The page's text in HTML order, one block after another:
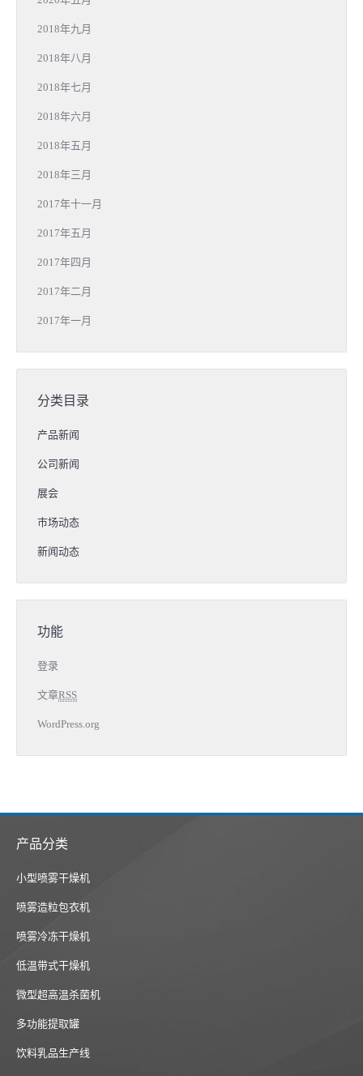
2018年九月
2018年八月
2018年七月
2018年六月
2018年五月
2018年三月
2017年十一月
2017年五月
2017年四月
2017年二月
2017年一月
分类目录
产品新闻
公司新闻
展会
市场动态
新闻动态
功能
登录
文章RSS
WordPress.org
产品分类
小型喷雾干燥机
喷雾造粒包衣机
喷雾冷冻干燥机
低温带式干燥机
微型超高温杀菌机
多功能提取罐
饮料乳品生产线